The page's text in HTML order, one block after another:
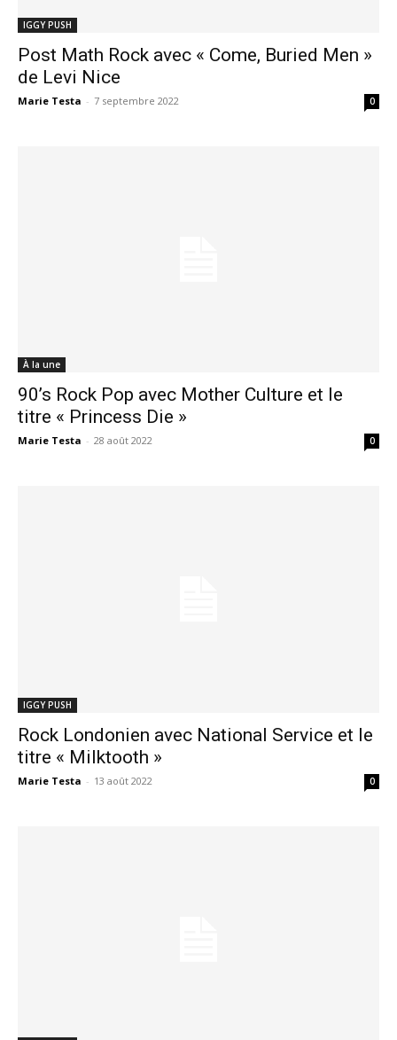
IGGY PUSH
Post Math Rock avec « Come, Buried Men »
de Levi Nice
Marie Testa - 7 septembre 2022 0
À la une
90’s Rock Pop avec Mother Culture et le
titre « Princess Die »
Marie Testa - 28 août 2022 0
IGGY PUSH
Rock Londonien avec National Service et le
titre « Milktooth »
Marie Testa - 13 août 2022 0